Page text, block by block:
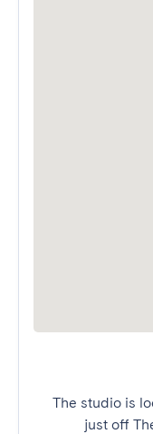
The studio is
just off